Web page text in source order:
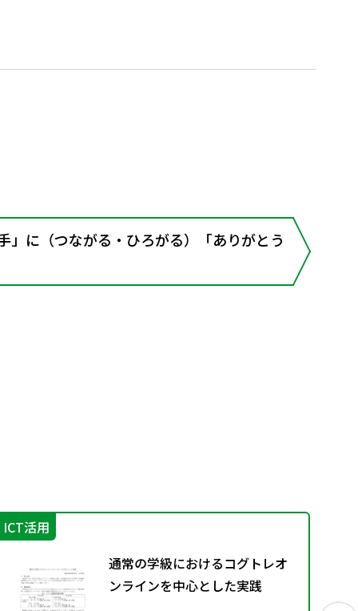
」に（つながる・ひろがる）「ありがとう
ICT活用
通常の学級におけるコグトレオ
ンラインを中心とした実践